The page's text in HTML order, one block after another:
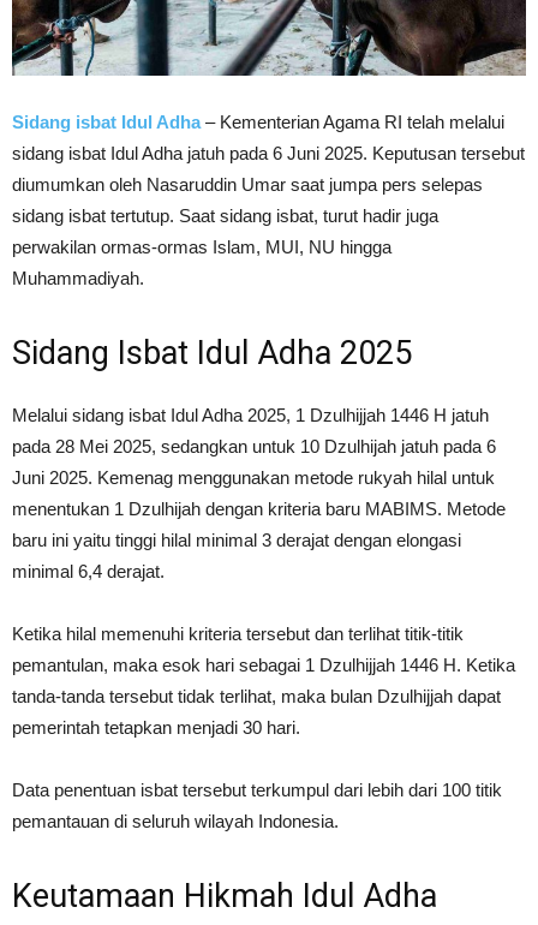
Sidang isbat Idul Adha– Kementerian Agama RI telah melalui
sidang isbat Idul Adha jatuh pada 6 Juni 2025. Keputusan tersebut
diumumkan oleh Nasaruddin Umar saat jumpa pers selepas
sidang isbat tertutup. Saat sidang isbat, turut hadir juga
perwakilan ormas-ormas Islam, MUI, NU hingga
Muhammadiyah.
Sidang Isbat Idul Adha 2025
Melalui sidang isbat Idul Adha 2025, 1 Dzulhijjah 1446 H jatuh
pada 28 Mei 2025, sedangkan untuk 10 Dzulhijah jatuh pada 6
Juni 2025. Kemenag menggunakan metode rukyah hilal untuk
menentukan 1 Dzulhijah dengan kriteria baru MABIMS. Metode
baru ini yaitu tinggi hilal minimal 3 derajat dengan elongasi
minimal 6,4 derajat.
Ketika hilal memenuhi kriteria tersebut dan terlihat titik-titik
pemantulan, maka esok hari sebagai 1 Dzulhijjah 1446 H. Ketika
tanda-tanda tersebut tidak terlihat, maka bulan Dzulhijjah dapat
pemerintah tetapkan menjadi 30 hari.
Data penentuan isbat tersebut terkumpul dari lebih dari 100 titik
pemantauan di seluruh wilayah Indonesia.
Keutamaan Hikmah Idul Adha